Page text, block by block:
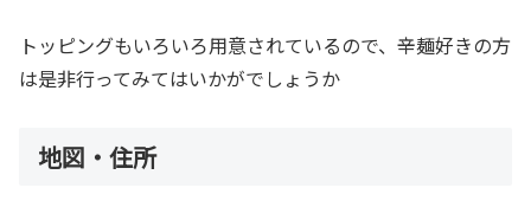
トッピングもいろいろ用意されているので、辛麺好きの方
は是非行ってみてはいかがでしょうか
地図・住所